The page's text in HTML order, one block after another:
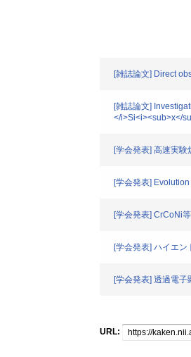
[雑誌論文] Direct
[雑誌論文]
</i>Si<i><sub>x</
[学会発表] 高速実
[学会発表]
[学会発表] CrCoNi
[学会発表] ハイエ
[学会発表] 透過電
URL: